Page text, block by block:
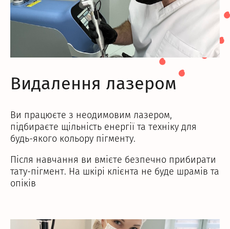
Видалення лазером
Ви працюєте з неодимовим лазером,
підбираєте щільність енергії та техніку для
будь-якого кольору пігменту.
Після навчання ви вмієте безпечно прибирати
тату-пігмент. На шкірі клієнта не буде шрамів та
опіків